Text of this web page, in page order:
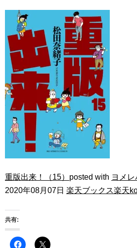
重版出来！（15） posted with ヨメレ
2020年08月07日 楽天ブックス楽天
共有: